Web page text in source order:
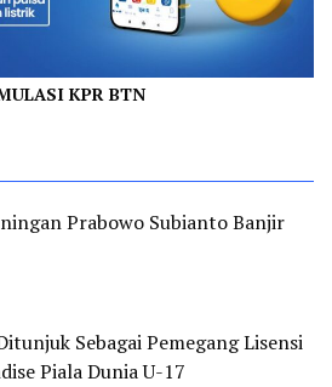
KPR BTN
Prabowo Subianto Banjir
Sebagai Pemegang Lisensi
Piala Dunia U-17